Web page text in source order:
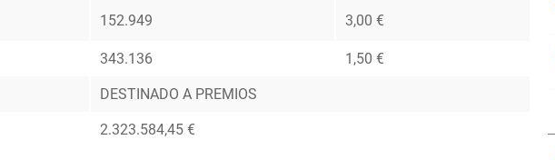
152.949 3,00 €
343.136 1,50 €
DESTINADO A PREMIOS
2.323.584,45 €